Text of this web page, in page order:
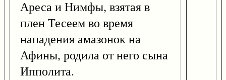
Ареса и Нимфы, взятая в
плен Тесеем во время
нападения амазонок на
Афины, родила от него сына
Ипполита.